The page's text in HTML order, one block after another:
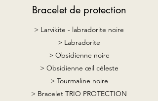
Bracelet de protection
> Larvikite - labradorite noire
> Labradorite
> Obsidienne noire
> Obsidienne œil céleste
> Tourmaline noire
> Bracelet TRIO PROTECTION